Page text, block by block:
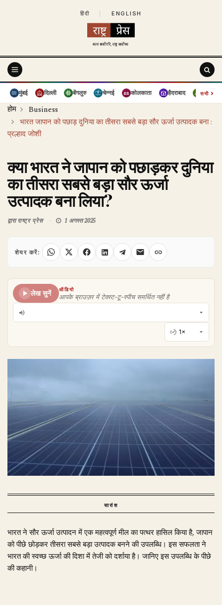
हिंदी ENGLISH
मुंबई दिल्ली बेंगलुरु चेन्नई कोलकाता हैदराबाद पुणे
सभी›
होम
Business
भारत जापान को पछाड़ दुनिया का तीसरा सबसे बड़ा सौर ऊर्जा उत्पादक बना :
प्रल्हाद जोशी
क्या भारत ने जापान को पछाड़कर दुनिया
का तीसरा सबसे बड़ा सौर ऊर्जा
उत्पादक बना लिया?
द्वाराराष्ट्र प्रेस 1 अगस्त 2025
शेयर करें:
लेख सुनें
ऑडियो
आपके ब्राउज़र में टेक्स्ट-टू-स्पीच समर्थित नहीं है
सारांश
भारत ने सौर ऊर्जा उत्पादन में एक महत्वपूर्ण मील का पत्थर हासिल किया है, जापान
को पीछे छोड़कर तीसरा सबसे बड़ा उत्पादक बनने की उपलब्धि। इस सफलता ने
भारत की स्वच्छ ऊर्जा की दिशा में तेजी को दर्शाया है। जानिए इस उपलब्धि के पीछे
की कहानी।